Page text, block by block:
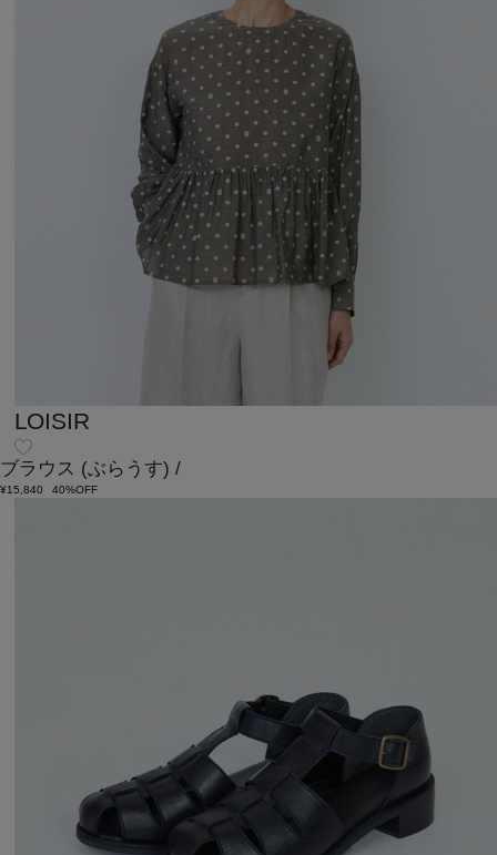
LOISIR
ブラウス (ぶらうす) /
¥15,840 40%OFF